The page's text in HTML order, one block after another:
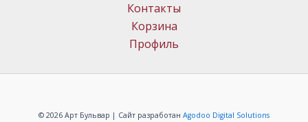
Контакты
Корзина
Профиль
© 2026 Арт Бульвар | Сайт разработан Agodoo Digital Solutions